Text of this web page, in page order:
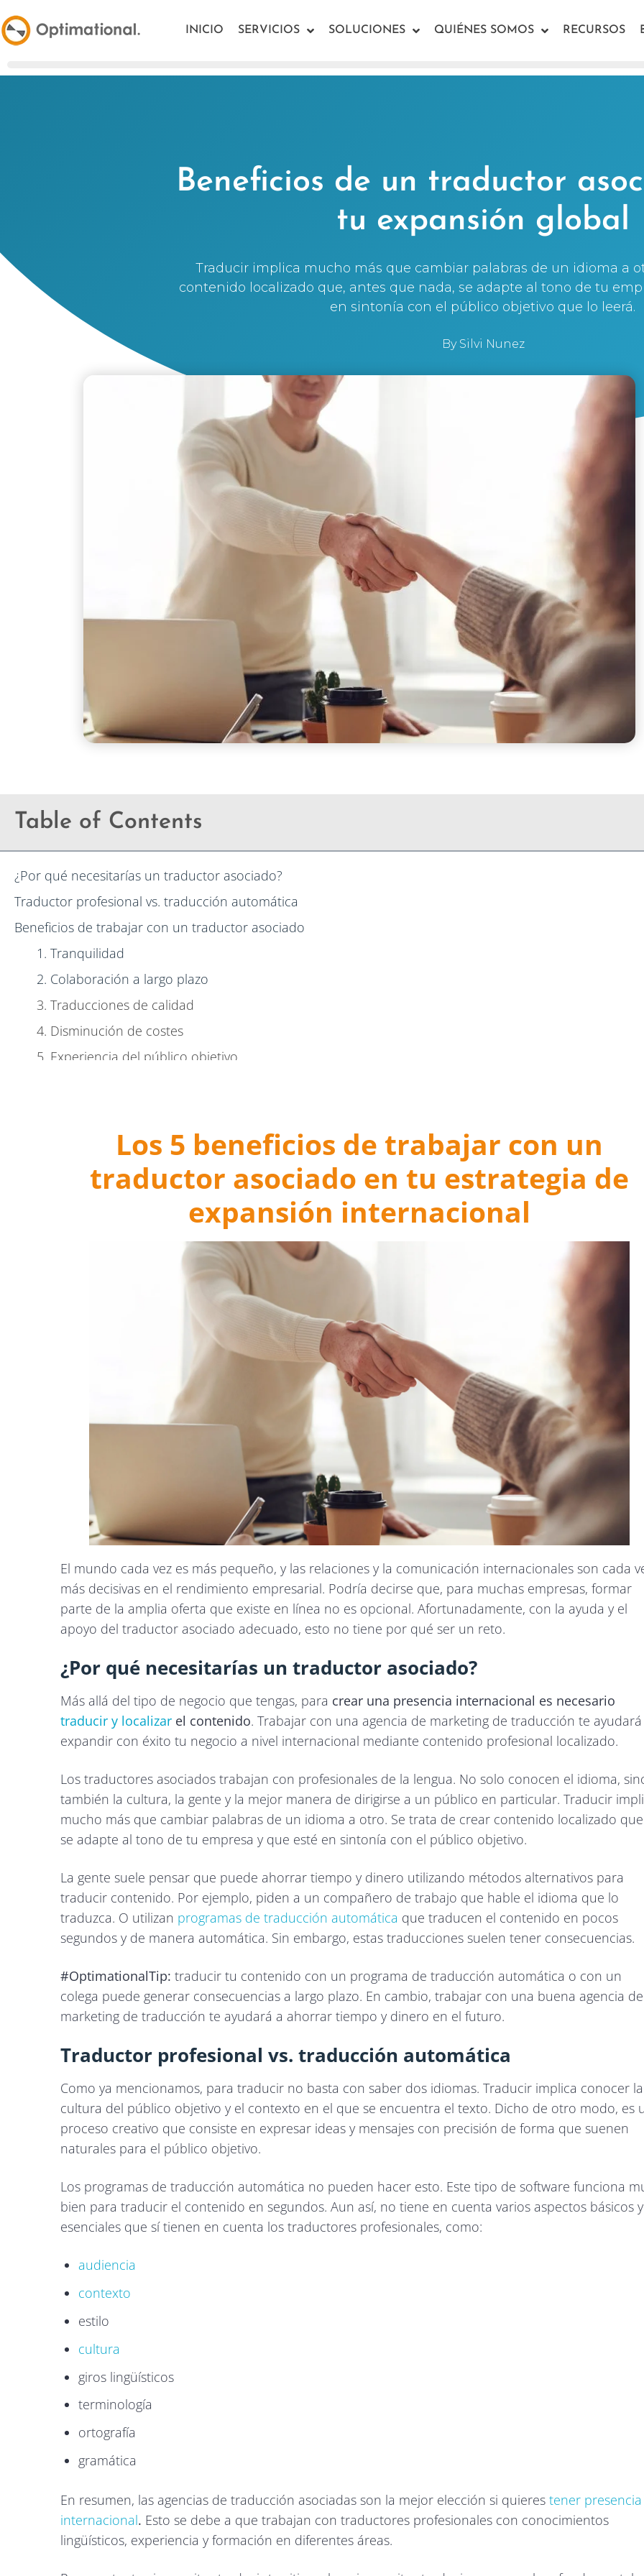
INICIO SERVICIOS SOLUCIONES QUIÉNES SOMOS RECURSOS
Beneficios de un traductor
tu expansión global
Traducir implica mucho más que cambiar palabras de un idioma a
contenido localizado que, antes que nada, se adapte al tono de tu
en sintonía con el público objetivo que lo leerá.
BySilvi Nunez
Table of Contents
¿Por qué necesitarías un traductor asociado?
Traductor profesional vs. traducción automática
Beneficios de trabajar con un traductor asociado
1. Tranquilidad
2. Colaboración a largo plazo
3. Traducciones de calidad
4. Disminución de costes
5. Experiencia del público objetivo
Los 5 beneficios de trabajar con un
traductor asociado en tu estrategia de
expansión internacional
El mundo cada vez es más pequeño, y las relaciones y la comunicación internacionales son cada
más decisivas en el rendimiento empresarial. Podría decirse que, para muchas empresas, formar
parte de la amplia oferta que existe en línea no es opcional. Afortunadamente, con la ayuda y el
apoyo del traductor asociado adecuado, esto no tiene por qué ser un reto.
¿Por qué necesitarías un traductor asociado?
Más allá del tipo de negocio que tengas, para crear una presencia internacional es necesario
traducir y localizar el contenido. Trabajar con una agencia de marketing de traducción te
expandir con éxito tu negocio a nivel internacional mediante contenido profesional localizado.
Los traductores asociados trabajan con profesionales de la lengua. No solo conocen el idioma,
también la cultura, la gente y la mejor manera de dirigirse a un público en particular. Traducir
mucho más que cambiar palabras de un idioma a otro. Se trata de crear contenido localizado que
se adapte al tono de tu empresa y que esté en sintonía con el público objetivo.
La gente suele pensar que puede ahorrar tiempo y dinero utilizando métodos alternativos para
traducir contenido. Por ejemplo, piden a un compañero de trabajo que hable el idioma que lo
traduzca. O utilizan programas de traducción automática que traducen el contenido en pocos
segundos y de manera automática. Sin embargo, estas traducciones suelen tener consecuencias.
#OptimationalTip: traducir tu contenido con un programa de traducción automática o con un
colega puede generar consecuencias a largo plazo. En cambio, trabajar con una buena agencia de
marketing de traducción te ayudará a ahorrar tiempo y dinero en el futuro.
Traductor profesional vs. traducción automática
Como ya mencionamos, para traducir no basta con saber dos idiomas. Traducir implica conocer la
cultura del público objetivo y el contexto en el que se encuentra el texto. Dicho de otro modo, es
proceso creativo que consiste en expresar ideas y mensajes con precisión de forma que suenen
naturales para el público objetivo.
Los programas de traducción automática no pueden hacer esto. Este tipo de software funciona
bien para traducir el contenido en segundos. Aun así, no tiene en cuenta varios aspectos básicos y
esenciales que sí tienen en cuenta los traductores profesionales, como:
audiencia
contexto
estilo
cultura
giros lingüísticos
terminología
ortografía
gramática
En resumen, las agencias de traducción asociadas son la mejor elección si quieres tener presencia
internacional. Esto se debe a que trabajan con traductores profesionales con conocimientos
lingüísticos, experiencia y formación en diferentes áreas.